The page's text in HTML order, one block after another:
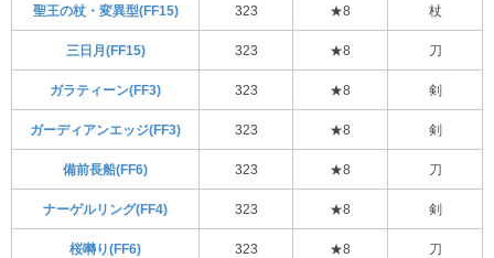
聖王の杖・変異型(FF15) 323 ★8 杖
三日月(FF15) 323 ★8 刀
ガラティーン(FF3) 323 ★8 剣
ガーディアンエッジ(FF3) 323 ★8 剣
備前長船(FF6) 323 ★8 刀
ナーゲルリング(FF4) 323 ★8 剣
桜囀り(FF6) 323 ★8 刀